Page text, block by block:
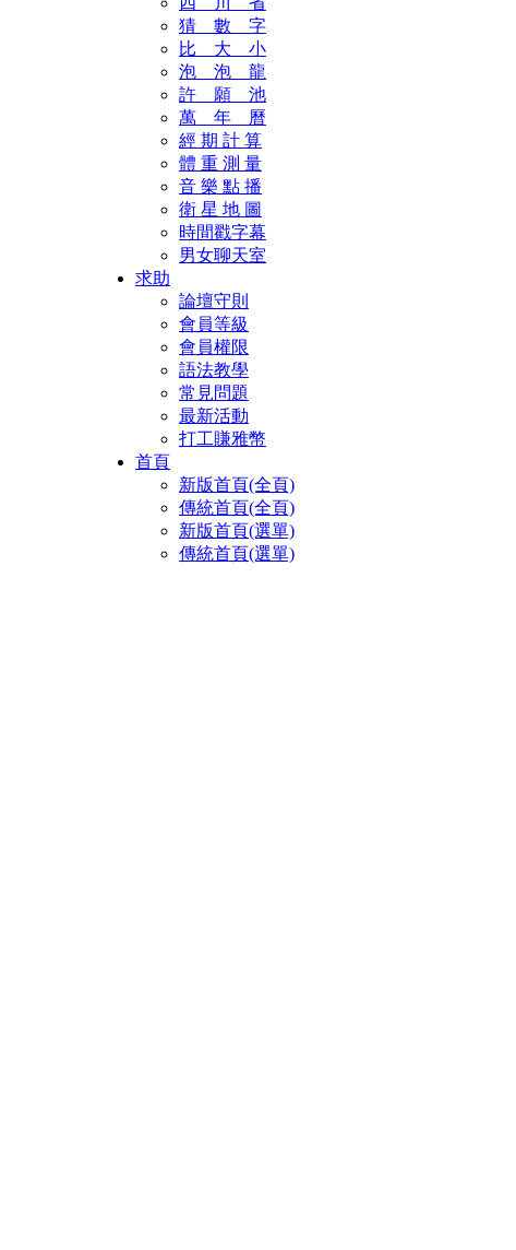
猜 數 字
比 大 小
泡 泡 龍
許 願 池
萬 年 曆
經 期 計 算
體 重 測 量
音 樂 點 播
衛 星 地 圖
時間戳字幕
男女聊天室
求助
論壇守則
會員等級
會員權限
語法教學
常見問題
最新活動
打工賺雅幣
首頁
新版首頁(全頁)
傳統首頁(全頁)
新版首頁(選單)
傳統首頁(選單)